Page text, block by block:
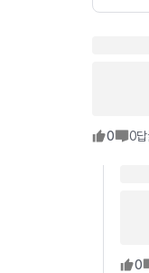
0 0답
0